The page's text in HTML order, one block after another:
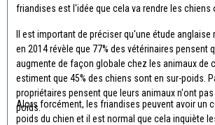
friandises est l'idée que cela va rendre les chiens
Il est important de préciser qu'une étude anglaise
en 2014 révèle que 77% des vétérinaires pensent
augmente de façon globale chez les animaux de
estiment que 45% des chiens sont en sur-poids.
propriétaires pensent que leurs animaux n'ont
poids.
Alors forcément, les friandises peuvent avoir un
poids du chien et il est normal que cela inquiète